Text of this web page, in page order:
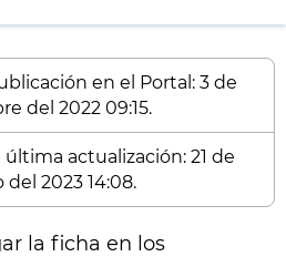
en el Portal: 3 de
del 2022 09:15.
última actualización: 21 de
del 2023 14:08.
la ficha en los